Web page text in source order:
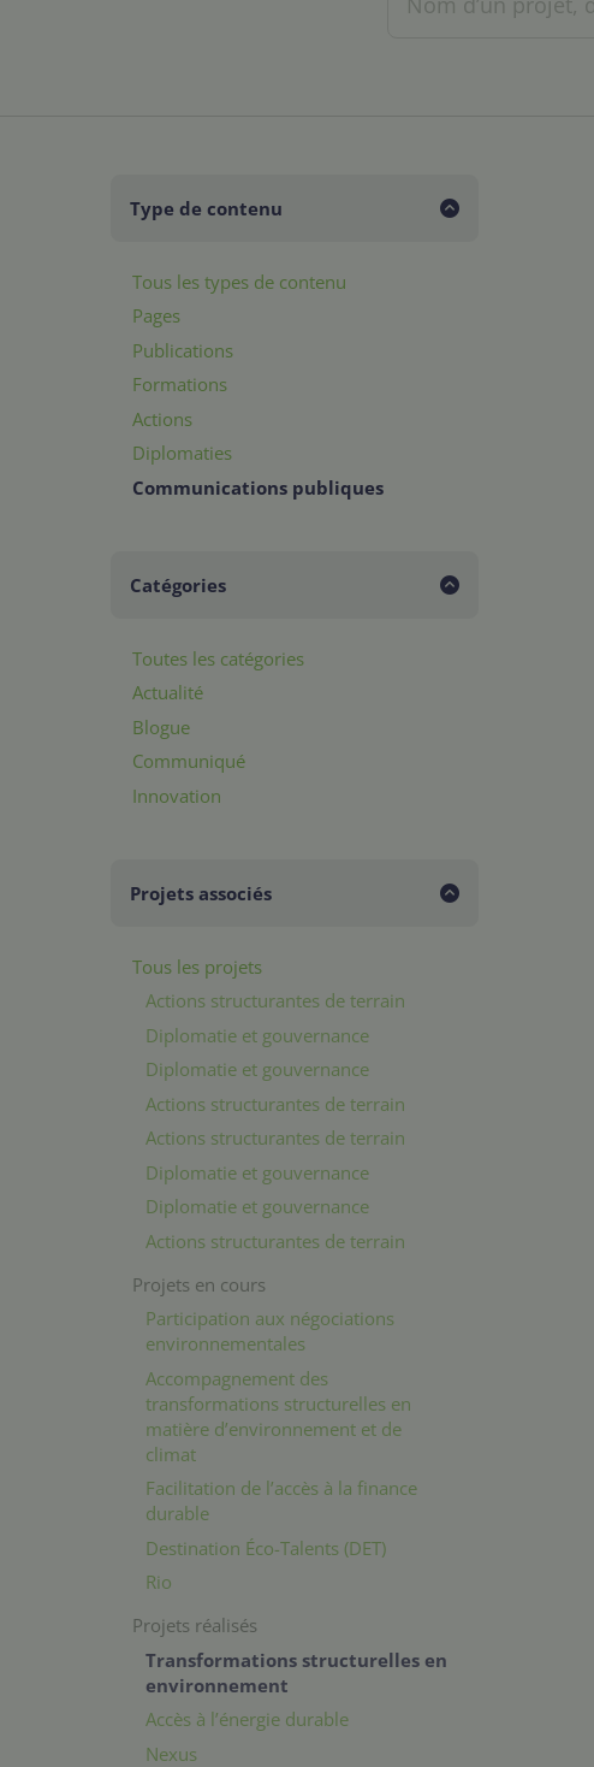
Type de contenu
Tous les types de contenu
Pages
Publications
Formations
Actions
Diplomaties
Communications publiques
Catégories
Toutes les catégories
Actualité
Blogue
Communiqué
Innovation
Projets associés
Tous les projets
Actions structurantes de terrain
Diplomatie et gouvernance
Diplomatie et gouvernance
Actions structurantes de terrain
Actions structurantes de terrain
Diplomatie et gouvernance
Diplomatie et gouvernance
Actions structurantes de terrain
Projets en cours
Participation aux négociations
environnementales
Accompagnement des
transformations structurelles en
matière d’environnement et de
climat
Facilitation de l’accès à la finance
durable
Destination Éco-Talents (DET)
Rio
Projets réalisés
Transformations structurelles en
environnement
Accès à l’énergie durable
Nexus